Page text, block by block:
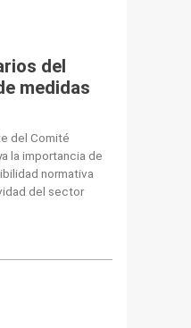
del
medidas
del Comité
la importancia de
normativa
del sector